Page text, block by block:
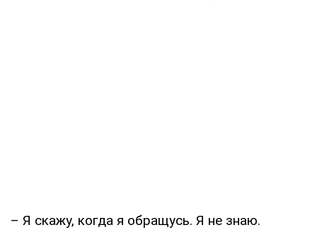
– Я скажу, когда я обращусь. Я не знаю.